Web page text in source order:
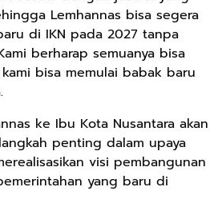
Lemhannas bisa segera
di IKN pada 2027 tanpa
berharap semuanya bisa
bisa memulai babak baru
ke Ibu Kota Nusantara akan
penting dalam upaya
visi pembangunan
yang baru di